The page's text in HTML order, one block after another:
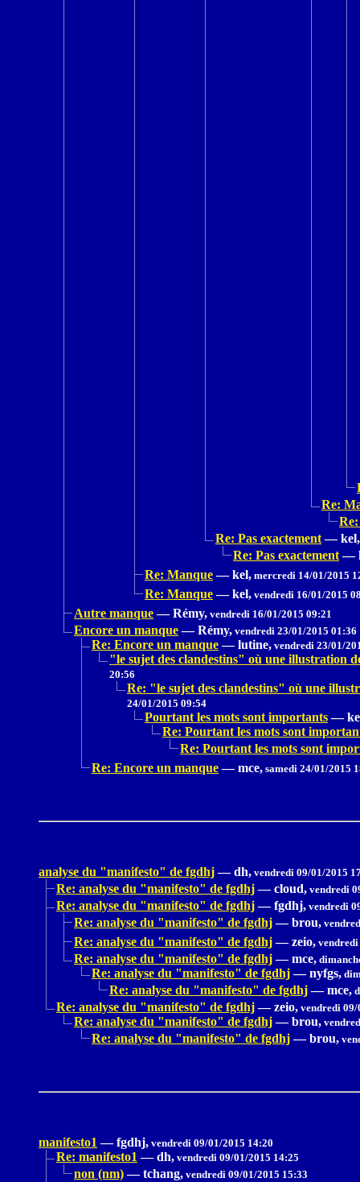
Re:
Re: Pas exactement — kel,
Re: Pas exactement —
Re: Manque — kel, mercredi 14/01/2015
Re: Manque — kel, vendredi 16/01/2015
Autre manque — Rémy, vendredi 16/01/2015 09:21
Encore un manque — Rémy, vendredi 23/01/2015 01:36
Re: Encore un manque — lutine, vendredi 23/01/
"le sujet des clandestins" où une illustration
20:56
Re: "le sujet des clandestins" où une
24/01/2015 09:54
Pourtant les mots sont importants —
Re: Pourtant les mots sont
Re: Pourtant les mots sont
Re: Encore un manque — mce, samedi 24/01/2015
analyse du "manifesto" de fgdhj — dh, vendredi 09/01/2015
Re: analyse du "manifesto" de fgdhj — cloud, vendredi
Re: analyse du "manifesto" de fgdhj — fgdhj, vendredi
Re: analyse du "manifesto" de fgdhj — brou,
Re: analyse du "manifesto" de fgdhj — zeio,
Re: analyse du "manifesto" de fgdhj — mce,
Re: analyse du "manifesto" de fgdhj — nyfgs,
Re: analyse du "manifesto" de fgdhj — mce,
Re: analyse du "manifesto" de fgdhj — zeio, vendredi
Re: analyse du "manifesto" de fgdhj — brou,
Re: analyse du "manifesto" de fgdhj — brou,
manifesto1 — fgdhj, vendredi 09/01/2015 14:20
Re: manifesto1 — dh, vendredi 09/01/2015 14:25
non (nm) — tchang, vendredi 09/01/2015 15:33